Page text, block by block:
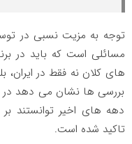
توجه به مزیت نسبی در
مسائلی است که باید در
های کلان نه فقط در ایران،
بررسی ها نشان می دهد
دهه های اخیر توانستند
تاکید شده است.